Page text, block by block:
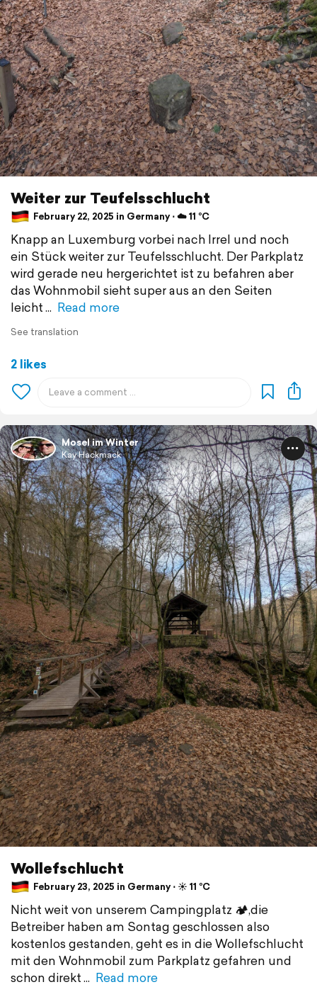
Weiter zur Teufelsschlucht
February 22, 2025 in Germany ⋅ ☁️ 11 °C
Knapp an Luxemburg vorbei nach Irrel und noch
ein Stück weiter zur Teufelsschlucht. Der Parkplatz
wird gerade neu hergerichtet ist zu befahren aber
das Wohnmobil sieht super aus an den Seiten
leicht
Read more
See translation
2 likes
Mosel im Winter
Kay Hackmack
Wollefschlucht
February 23, 2025 in Germany ⋅ ☀️ 11 °C
Nicht weit von unserem Campingplatz 🏕️,die
Betreiber haben am Sontag geschlossen also
kostenlos gestanden, geht es in die Wollefschlucht
mit den Wohnmobil zum Parkplatz gefahren und
schon direkt
Read more